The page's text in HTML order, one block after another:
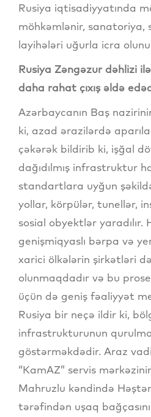
Rusiya iqtisadiyyatında
möhkəmlənir, sanatoriya,
layihələri uğurla icra
Rusiya Zəngəzur dəhlizi
daha rahat çıxış əldə
Azərbaycanın Baş
ki, azad ərazilərdə
çəkərək bildirib ki, işğal
dağıdılmış infrastruktur
standartlara uyğun
yollar, körpülər, tunellər,
sosial obyektlər yaradılır.
genişmiqyaslı bərpa və
xarici ölkələrin şirkətləri
olunmaqdadır və bu
üçün də geniş fəaliyyət
Rusiya bir neçə ildir ki,
infrastrukturunun
göstərməkdədir. Araz
“KamAZ” servis
Mahruzlu kəndində
tərəfindən uşaq